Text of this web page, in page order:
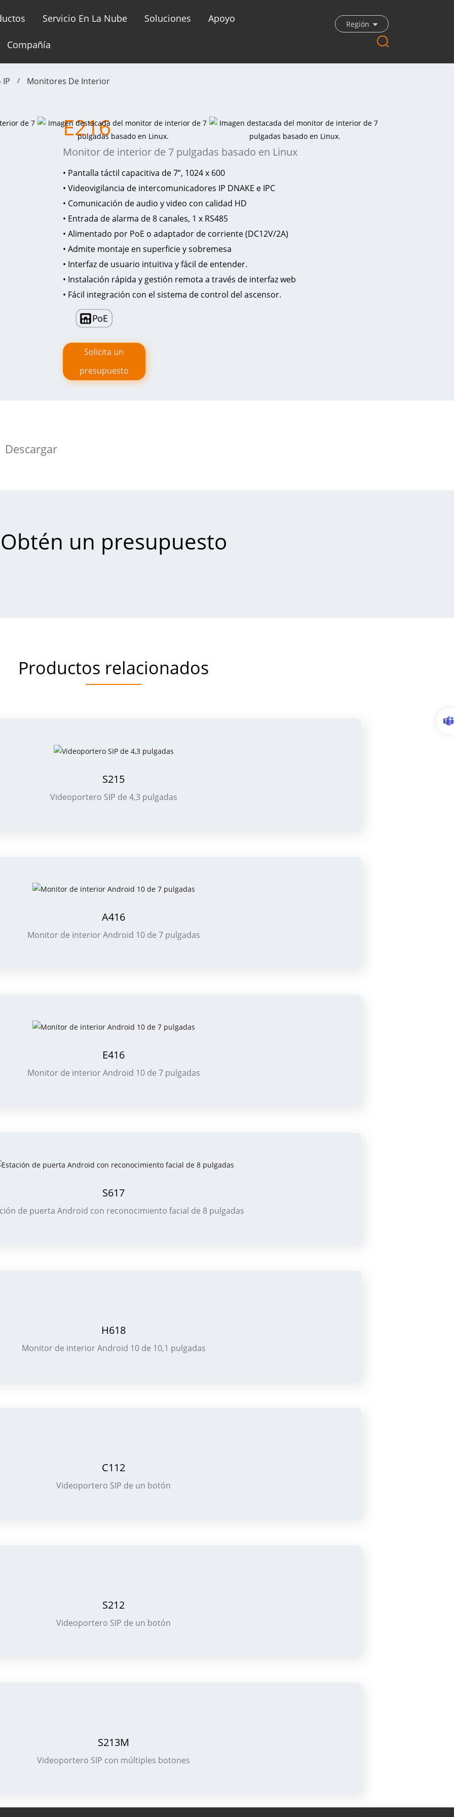
Servicio En La Nube Soluciones Apoyo
Compañía
Región
Monitores De Interior
E216
Monitor de interior de 7 pulgadas basado en Linux
• Pantalla táctil capacitiva de 7”, 1024 x 600
• Videovigilancia de intercomunicadores IP DNAKE e IPC
• Comunicación de audio y video con calidad HD
• Entrada de alarma de 8 canales, 1 x RS485
• Alimentado por PoE o adaptador de corriente (DC12V/2A)
• Admite montaje en superficie y sobremesa
• Interfaz de usuario intuitiva y fácil de entender.
• Instalación rápida y gestión remota a través de interfaz web
• Fácil integración con el sistema de control del ascensor.
Solicita un
presupuesto
Descargar
Obtén un presupuesto
Productos relacionados
S215
Videoportero SIP de 4,3 pulgadas
A416
Monitor de interior Android 10 de 7 pulgadas
E416
Monitor de interior Android 10 de 7 pulgadas
S617
de puerta Android con reconocimiento facial de 8 pulgadas
H618
Monitor de interior Android 10 de 10,1 pulgadas
C112
Videoportero SIP de un botón
S212
Videoportero SIP de un botón
S213M
Videoportero SIP con múltiples botones